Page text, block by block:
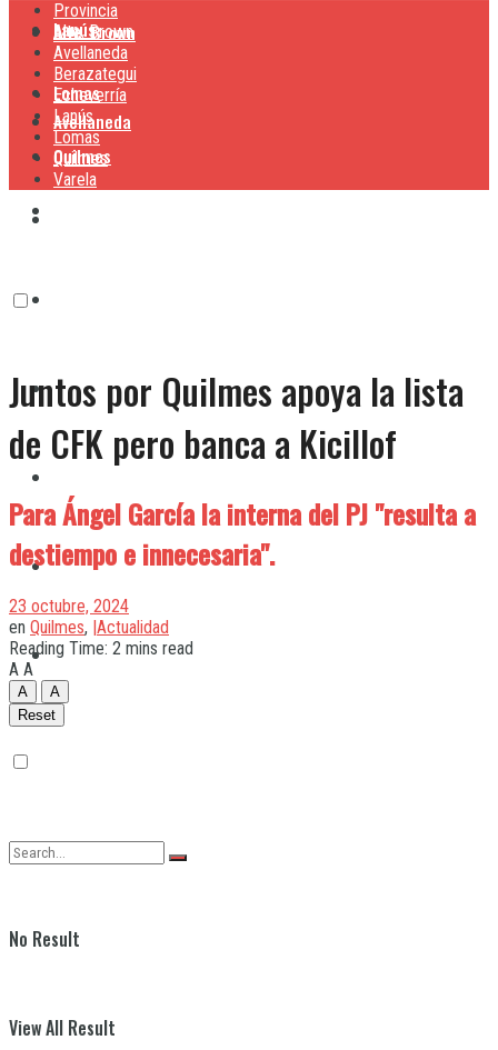
Lanús
Lomas
Quilmes
Alte. Brown
Avellaneda
Lanús
Quilmes
Varela
No Result
View All Result
Provincia
Alte. Brown
Avellaneda
Berazategui
Echeverría
Lanús
Lomas
Quilmes
Varela
Juntos por Quilmes apoya la lista
de CFK pero banca a Kicillof
Para Ángel García la interna del PJ "resulta a
destiempo e innecesaria".
23 octubre, 2024
en Quilmes, |Actualidad
Reading Time: 2 mins read
A A
A
A
Reset